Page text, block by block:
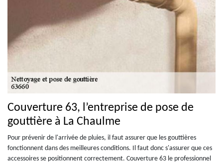
Couverture 63, l’entreprise de pose de
gouttière à La Chaulme
Pour prévenir de l'arrivée de pluies, il faut assurer que les gouttières
fonctionnent dans des meilleures conditions. Il faut donc s'assurer que ces
accessoires se positionnent correctement. Couverture 63 le professionnel